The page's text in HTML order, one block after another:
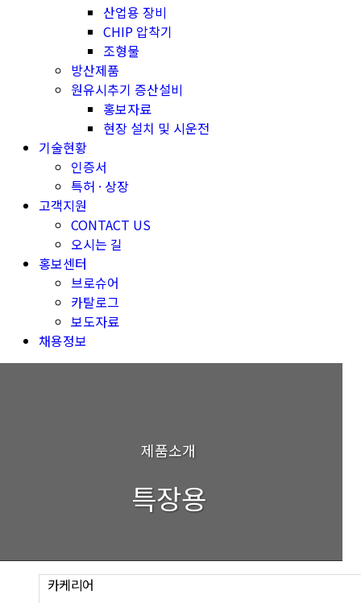
산업용 장비
CHIP 압착기
조형물
방산제품
원유시추기 증산설비
홍보자료
현장 설치 및 시운전
기술현황
인증서
특허 · 상장
고객지원
CONTACT US
오시는 길
홍보센터
브로슈어
카탈로그
보도자료
채용정보
제품소개
특장용
카케리어